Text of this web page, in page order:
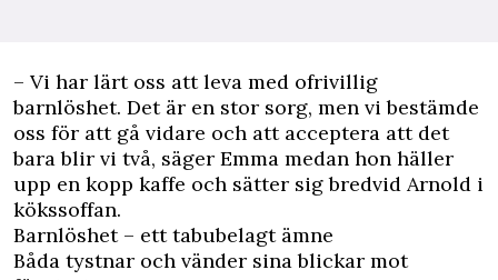
– Vi har lärt oss att leva med ofrivillig
barnlöshet. Det är en stor sorg, men vi bestämde
oss för att gå vidare och att acceptera att det
bara blir vi två, säger Emma medan hon häller
upp en kopp kaffe och sätter sig bredvid Arnold i
kökssoffan.
Barnlöshet – ett tabubelagt ämne
Båda tystnar och vänder sina blickar mot